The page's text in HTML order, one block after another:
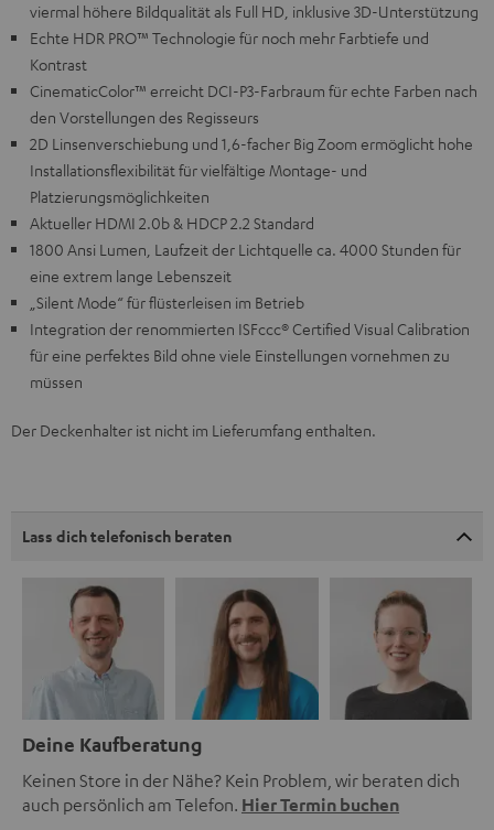
viermal höhere Bildqualität als Full HD, inklusive 3D-Unterstützung
Echte HDR PRO™ Technologie für noch mehr Farbtiefe und
Kontrast
CinematicColor™ erreicht DCI-P3-Farbraum für echte Farben nach
den Vorstellungen des Regisseurs
2D Linsenverschiebung und 1,6-facher Big Zoom ermöglicht hohe
Installationsflexibilität für vielfältige Montage- und
Platzierungsmöglichkeiten
Aktueller HDMI 2.0b & HDCP 2.2 Standard
1800 Ansi Lumen, Laufzeit der Lichtquelle ca. 4000 Stunden für
eine extrem lange Lebenszeit
„Silent Mode“ für flüsterleisen im Betrieb
Integration der renommierten ISFccc® Certified Visual Calibration
für eine perfektes Bild ohne viele Einstellungen vornehmen zu
müssen
Der Deckenhalter ist nicht im Lieferumfang enthalten.
Lass dich telefonisch beraten
Deine Kaufberatung
Keinen Store in der Nähe? Kein Problem, wir beraten dich
auch persönlich am Telefon. Hier Termin buchen